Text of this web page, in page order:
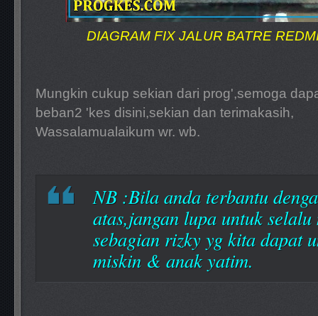
DIAGRAM FIX JALUR BATRE
Mungkin cukup sekian dari prog',semoga
beban2 'kes disini,sekian dan terimakasih,
Wassalamualaikum wr. wb.
NB :Bila anda terbantu
atas,jangan lupa untuk selalu
sebagian rizky yg kita dapat
miskin & anak yatim.